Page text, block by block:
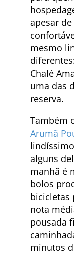
apesar
mesmo
Chalé
uma das
reserva.
Também
Arumã
alguns
manhã é
bolos
bicicletas
nota
pousada
minutos